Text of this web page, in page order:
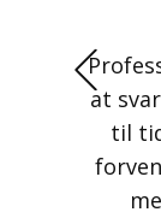
at
til